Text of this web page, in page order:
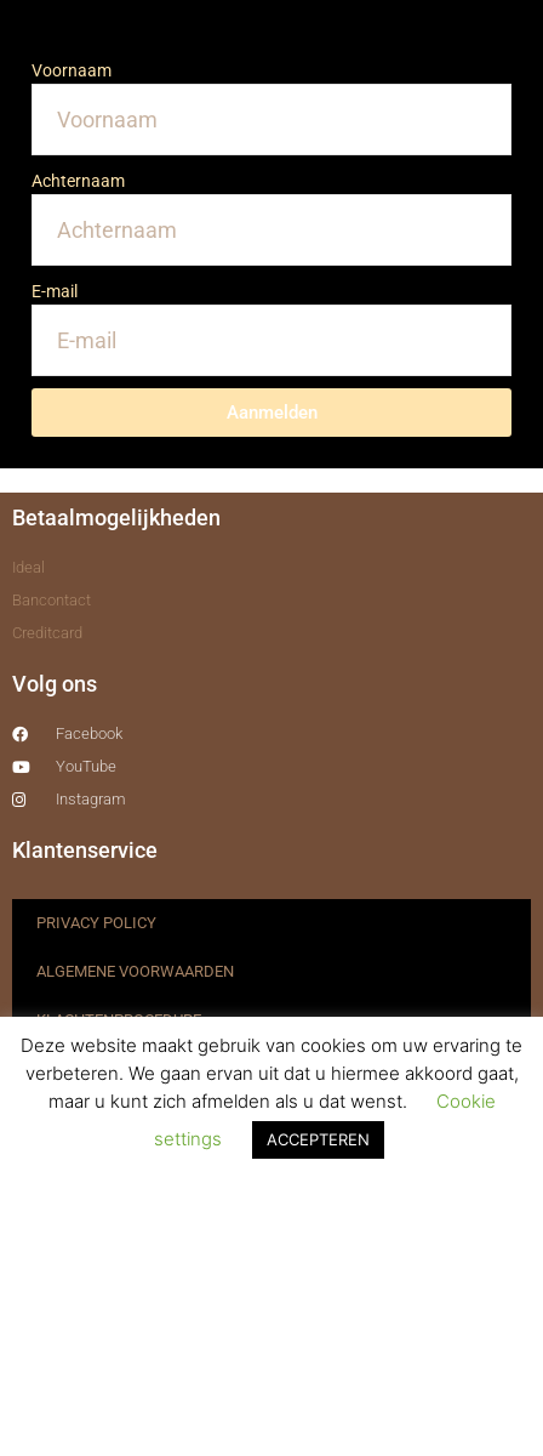
Voornaam
Achternaam
E-mail
Aanmelden
Betaalmogelijkheden
Ideal
Bancontact
Creditcard
Volg ons
Facebook
YouTube
Instagram
Klantenservice
PRIVACY POLICY
ALGEMENE VOORWAARDEN
KLACHTENPROCEDURE
VERZENDEN & RETOURNEREN
Deze website maakt gebruik van cookies om uw ervaring te
verbeteren. We gaan ervan uit dat u hiermee akkoord gaat,
maar u kunt zich afmelden als u dat wenst.
Cookie
settings
ACCEPTEREN